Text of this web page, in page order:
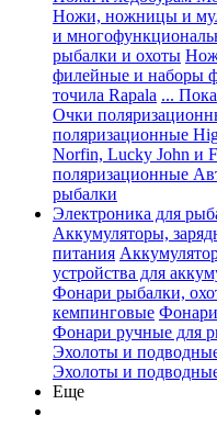
Ножи, ножницы и
и
рыбалки и охоты
филейные и наборы
точила Rapala ...
Очки
поляризационные
Norfin, Lucky John и
поляризационные
рыбалки
Электроника для
Аккумуляторы,
питания
устройства для
Фонари рыбалки,
кемпинговые
Фонари ручные для
Эхолоты и
Эхолоты и
Еще